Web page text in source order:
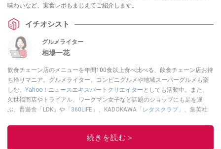
味わいなど、実食レポもまじえてご紹介します。
イチオシスト
グルメライター
相場一花
飲食チェーン店のメニューを年間100食以上食べ比べる、飲食チェーン店お持
ち帰りマニア。グルメライター。コンビニグルメや地域スーパーグルメも楽
しむ。 Yahoo！ニュースエキスパートクリエイター としても活動中。また、
久世福商店やトライアル、ワークマン女子など話題のショップにも足を運
ぶ。晋遊舎「LDK」や 「360LiFE」 、KADOKAWA 「レタスクラブ」 、集英社
ルメライター、食の専門家として出演実績あり。
続きを読む＞